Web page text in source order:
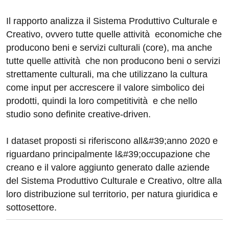
Il rapporto analizza il Sistema Produttivo Culturale e
Creativo, ovvero tutte quelle attività economiche che
producono beni e servizi culturali (core), ma anche
tutte quelle attività che non producono beni o servizi
strettamente culturali, ma che utilizzano la cultura
come input per accrescere il valore simbolico dei
prodotti, quindi la loro competitività e che nello
studio sono definite creative-driven.
I dataset proposti si riferiscono all&#39;anno 2020 e
riguardano principalmente l&#39;occupazione che
creano e il valore aggiunto generato dalle aziende
del Sistema Produttivo Culturale e Creativo, oltre alla
loro distribuzione sul territorio, per natura giuridica e
sottosettore.